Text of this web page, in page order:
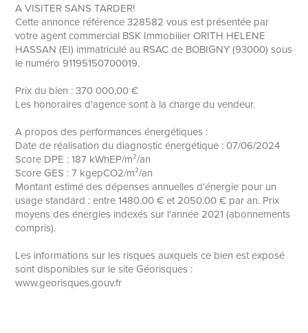
A VISITER SANS TARDER!
Cette annonce référence 328582 vous est présentée par
votre agent commercial BSK Immobilier ORITH HELENE
HASSAN (EI) immatriculé au RSAC de BOBIGNY (93000) sous
le numéro 91195150700019.
Prix du bien : 370 000,00 €
Les honoraires d'agence sont à la charge du vendeur.
A propos des performances énergétiques :
Date de réalisation du diagnostic énergétique : 07/06/2024
Score DPE : 187 kWhEP/m²/an
Score GES : 7 kgepCO2/m²/an
Montant estimé des dépenses annuelles d'énergie pour un
usage standard : entre 1480.00 € et 2050.00 € par an. Prix
moyens des énergies indexés sur l'année 2021 (abonnements
compris).
Les informations sur les risques auxquels ce bien est exposé
sont disponibles sur le site Géorisques :
www.georisques.gouv.fr